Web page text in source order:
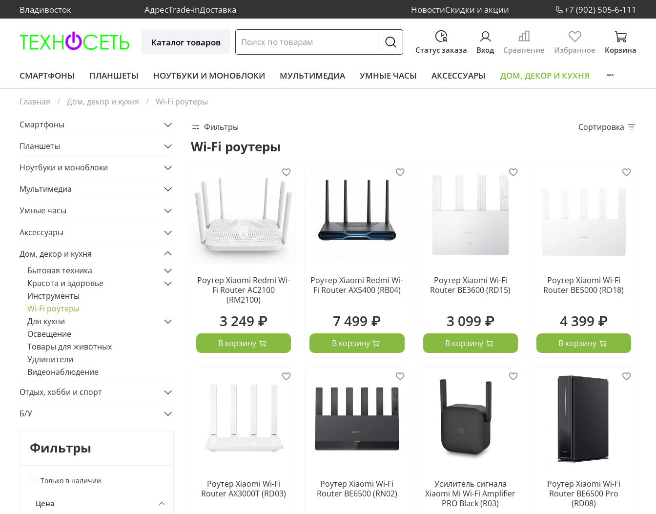
АдресTrade-inДоставка НовостиСкидки и акции
Владивосток +7 (902) 505-6-111
Каталог товаров
Статус заказа Вход Сравнение Избранное Корзина
СМАРТФОНЫ ПЛАНШЕТЫ НОУТБУКИ И МОНОБЛОКИ МУЛЬТИМЕДИА УМНЫЕ ЧАСЫ АКСЕССУАРЫ ДОМ, ДЕКОР И КУХНЯ
Главная Дом, декор и кухня Wi-Fi роутеры
Фильтры Сортировка
Wi-Fi роутеры
Роутер Xiaomi Redmi Wi-
Fi Router AC2100
(RM2100)
3 249 ₽
В корзину
Роутер Xiaomi Redmi Wi-
Fi Router AX5400 (RB04)
7 499 ₽
В корзину
Роутер Xiaomi Wi-Fi
Router BE3600 (RD15)
3 099 ₽
В корзину
Роутер Xiaomi Wi-Fi
Router BE5000 (RD18)
4 399 ₽
В корзину
Роутер Xiaomi Wi-Fi
Router AX3000T (RD03)
Роутер Xiaomi Wi-Fi
Router BE6500 (RN02)
Усилитель сигнала
Xiaomi Mi Wi-Fi Amplifier
PRO Black (R03)
Роутер Xiaomi Wi-Fi
Router BE6500 Pro
(RD08)
Смартфоны
Планшеты
Ноутбуки и моноблоки
Мультимедиа
Умные часы
Аксессуары
Дом, декор и кухня
Бытовая техника
Красота и здоровье
Инструменты
Wi-Fi роутеры
Для кухни
Освещение
Товары для животных
Удлинители
Видеонаблюдение
Отдых, хобби и спорт
Б/У
Фильтры
Только в наличии
Цена